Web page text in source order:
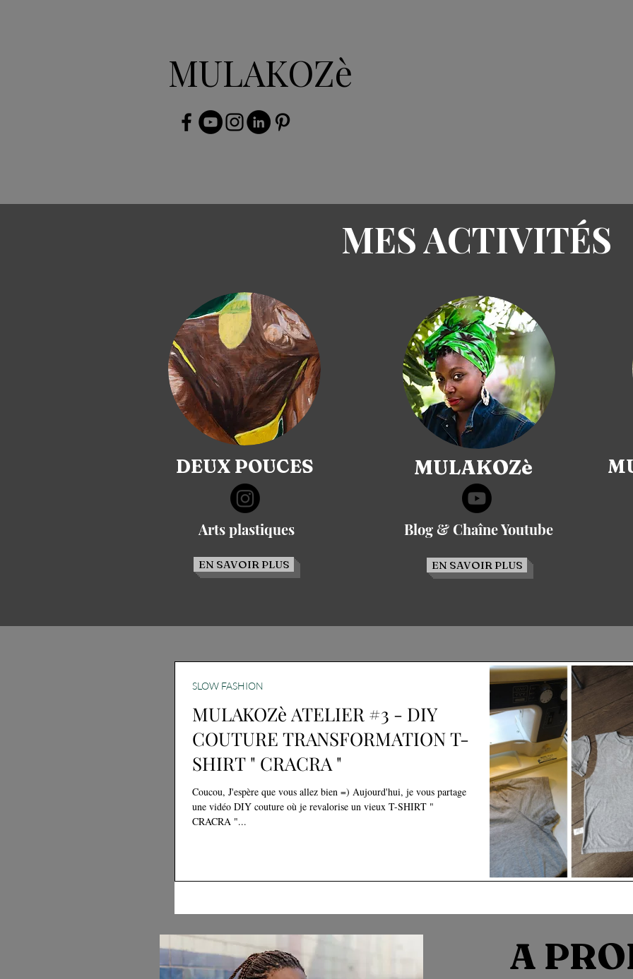
MULAKOZè
MES ACTIVITÉS
DEUX POUCES
Arts plastiques
EN SAVOIR PLUS
MULAKOZè
Blog & Chaîne Youtube
EN SAVOIR PLUS
MULAKOZè ATELIER #3 - DIY
COUTURE TRANSFORMATION T-
SHIRT " CRACRA "
Coucou, J'espère que vous allez bien =) Aujourd'hui, je vous partage
une vidéo DIY couture où je revalorise un vieux T-SHIRT "
CRACRA "...
SLOW FASHION
A